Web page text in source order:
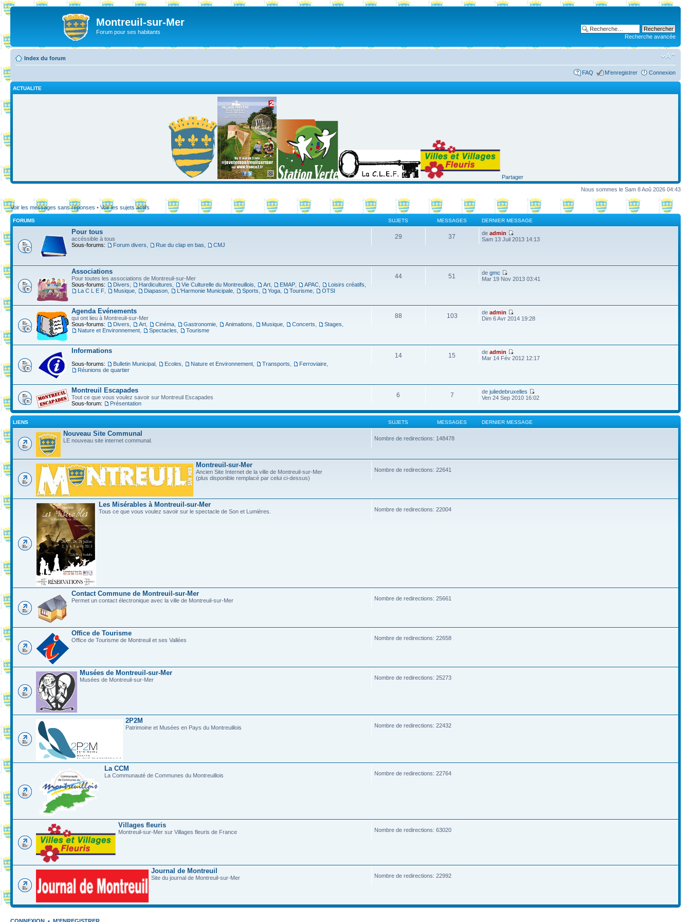
Montreuil-sur-Mer
Forum pour ses habitants
Recherche avancée
Index du forum
FAQ M’enregistrer Connexion
ACTUALITE
Partager
Nous sommes le Sam 8 Aoû 2026 04:43
Voir les messages sans réponses •Voir les sujets actifs
FORUMS SUJETS MESSAGES DERNIER MESSAGE
Pour tous
accéssible à tous
Sous-forums:
Forum divers Rue du clap en bas CMJ
29 37 deadmin
Sam 13 Juil 2013 14:13
Associations
Pour toutes les associations de Montreuil-sur-Mer
Sous-forums:
Divers Hardicultures Vie Culturelle du Montreuillois Art EMAP APAC Loisirs créatifs
La C L E F
Musique Diapason L'Harmonie Municipale Sports Yoga Tourisme OTSI
44 51 degmc
Mar 19 Nov 2013 03:41
Agenda Evénements
qui ont lieu à Montreuil-sur-Mer
Sous-forums:
Divers Art Cinéma Gastronomie Animations Musique Concerts Stages
Nature et Environnement
Spectacles Tourisme
88 103 deadmin
Dim 6 Avr 2014 19:28
Informations
Sous-forums: Bulletin Municipal Ecoles Nature et Environnement Transports Ferroviaire
Réunions de quartier
14 15 deadmin
Mar 14 Fév 2012 12:17
Montreuil Escapades
Tout ce que vous voulez savoir sur Montreuil Escapades
Sous-forum:
Présentation
6 7 dejuliedebruxelles
Ven 24 Sep 2010 16:02
LIENS SUJETS MESSAGES DERNIER MESSAGE
Nouveau Site Communal
LE nouveau site internet communal. Nombre de redirections: 148478
Montreuil-sur-Mer
Ancien Site Internet de la ville de Montreuil-sur-Mer
(plus disponible remplacé par celui ci-dessus)
Nombre de redirections: 22641
Les Misérables à Montreuil-sur-Mer
Tous ce que vous voulez savoir sur le spectacle de Son et Lumières. Nombre de redirections: 22004
Contact Commune de Montreuil-sur-Mer
Permet un contact électronique avec la ville de Montreuil-sur-Mer Nombre de redirections: 25661
Office de Tourisme
Office de Tourisme de Montreuil et ses Vallées Nombre de redirections: 22658
Musées de Montreuil-sur-Mer
Musées de Montreuil-sur-Mer Nombre de redirections: 25273
2P2M
Patrimoine et Musées en Pays du Montreuillois Nombre de redirections: 22432
La CCM
La Communauté de Communes du Montreuillois Nombre de redirections: 22764
Villages fleuris
Montreuil-sur-Mer sur Villages fleuris de France Nombre de redirections: 63020
Journal de Montreuil
Site du journal de Montreuil-sur-Mer Nombre de redirections: 22992